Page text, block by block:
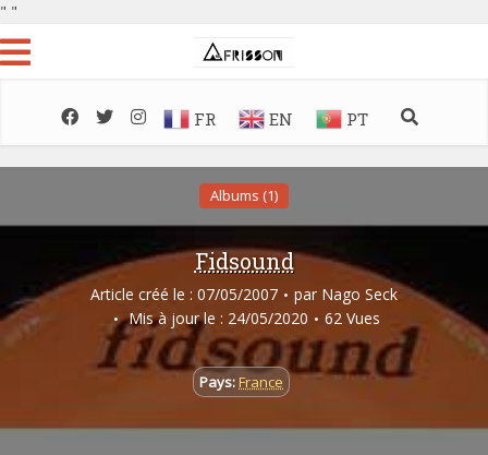
" "
FR EN PT
Albums (1)
Fidsound
Article créé le : 07/05/2007 par Nago Seck
Mis à jour le : 24/05/2020
62 Vues
Pays:France